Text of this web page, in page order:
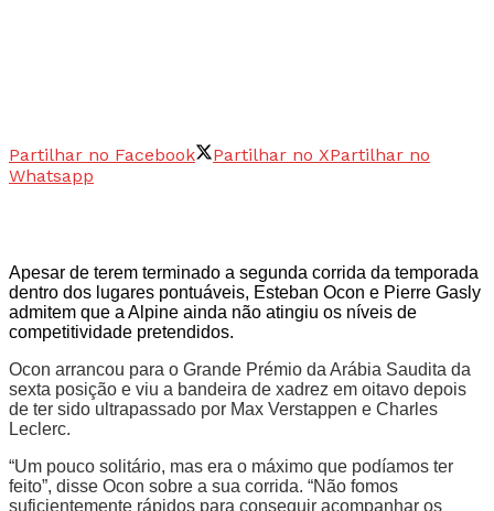
Partilhar no Facebook Partilhar no XPartilhar no
Whatsapp
Apesar de terem terminado a segunda corrida da temporada
dentro dos lugares pontuáveis, Esteban Ocon e Pierre Gasly
admitem que a Alpine ainda não atingiu os níveis de
competitividade pretendidos.
Ocon arrancou para o Grande Prémio da Arábia Saudita da
sexta posição e viu a bandeira de xadrez em oitavo depois
de ter sido ultrapassado por Max Verstappen e Charles
Leclerc.
“Um pouco solitário, mas era o máximo que podíamos ter
feito”, disse Ocon sobre a sua corrida. “Não fomos
suficientemente rápidos para conseguir acompanhar os